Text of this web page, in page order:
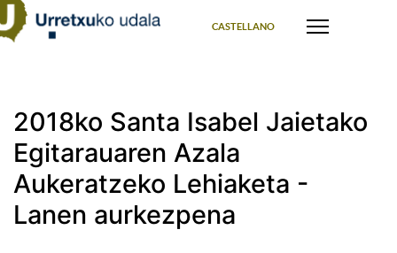
CASTELLANO
2018ko Santa Isabel Jaietako
Egitarauaren Azala
Aukeratzeko Lehiaketa -
Lanen aurkezpena